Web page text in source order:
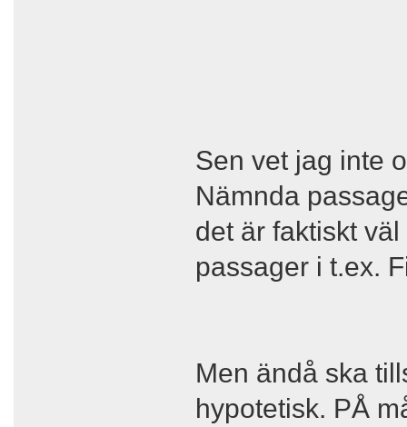
Sen vet jag inte
Nämnda
det är faktiskt
passager i t.ex.
Men ändå ska
hypotetisk. PÅ